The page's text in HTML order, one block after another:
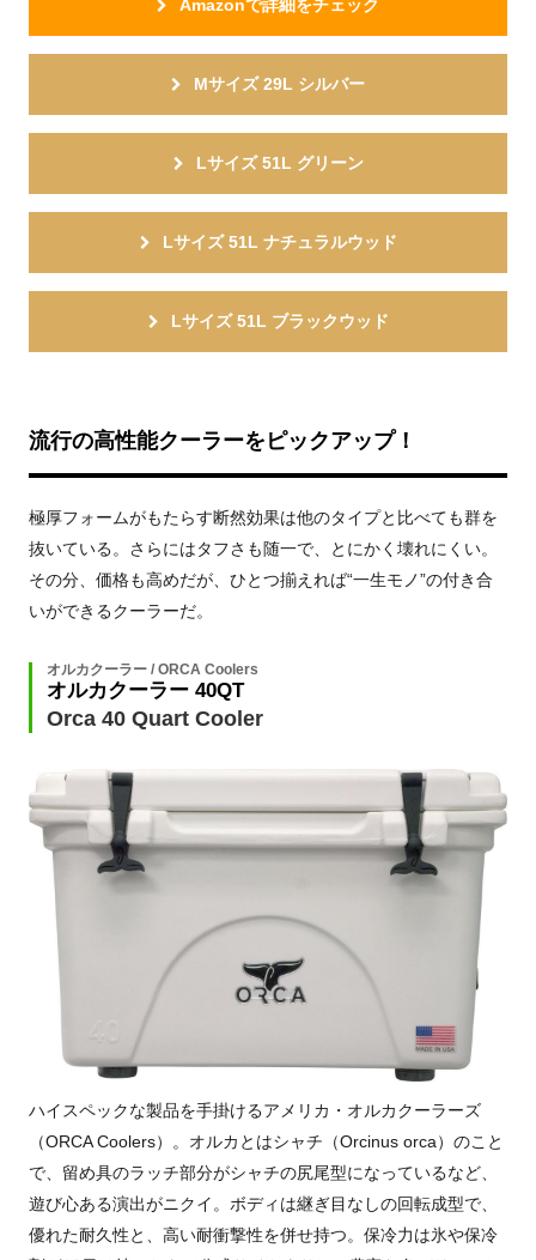
Amazonで詳細をチェック
Mサイズ 29L シルバー
Lサイズ 51L グリーン
Lサイズ 51L ナチュラルウッド
Lサイズ 51L ブラックウッド
流行の高性能クーラーをピックアップ！
極厚フォームがもたらす断然効果は他のタイプと比べても群を
抜いている。さらにはタフさも随一で、とにかく壊れにくい。
その分、価格も高めだが、ひとつ揃えれば“一生モノ”の付き合
いができるクーラーだ。
オルカクーラー / ORCA Coolers
オルカクーラー 40QT
Orca 40 Quart Cooler
ハイスペックな製品を手掛けるアメリカ・オルカクーラーズ
（ORCA Coolers）。オルカとはシャチ（Orcinus orca）のこと
で、留め具のラッチ部分がシャチの尻尾型になっているなど、
遊び心ある演出がニクイ。ボディは継ぎ目なしの回転成型で、
優れた耐久性と、高い耐衝撃性を併せ持つ。保冷力は氷や保冷